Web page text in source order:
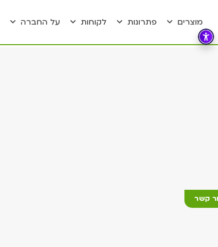
מוצרים פתרונות לקוחות על החברה
קשר